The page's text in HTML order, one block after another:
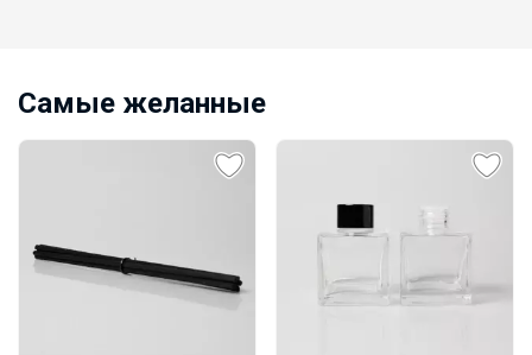
Самые желанные